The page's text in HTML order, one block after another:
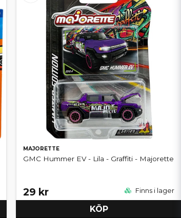
MAJORETTE
GMC Hummer EV - Lila - Graffiti - Majorette
29 kr Finns i lager
KÖP